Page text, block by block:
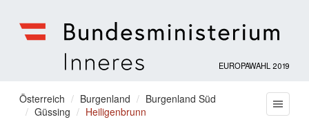
für
Inneres
EUROPAWAHL 2019
Sie
befinden
Österreich Burgenland
Burgenland Süd
Güssing
Heiligenbrunn